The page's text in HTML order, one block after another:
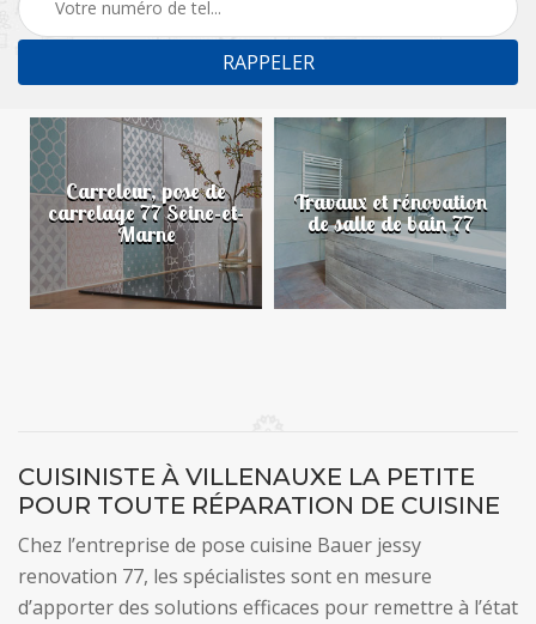
Carreleur, pose de
carrelage 77 Seine-et-
Marne
Travaux et rénovation
de salle de bain 77
CUISINISTE À VILLENAUXE LA PETITE
POUR TOUTE RÉPARATION DE CUISINE
Chez l’entreprise de pose cuisine Bauer jessy
renovation 77, les spécialistes sont en mesure
d’apporter des solutions efficaces pour remettre à l’état